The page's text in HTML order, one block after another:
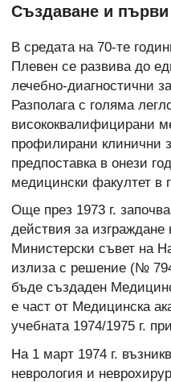
Създаване и първи
В средата на 70-те
Плевен се развива до
лечебно-диагностични
Разполага с голяма
висококвалифицирани
профилирани клинични
предпоставка в онези
медицински факултет в
Още през 1973 г.
действия за изграждане
Министерски съвет на
излиза с решение (№
бъде създаден
е част от Медицинска
учебната 1974/1975 г.
На 1 март 1974 г.
неврология и